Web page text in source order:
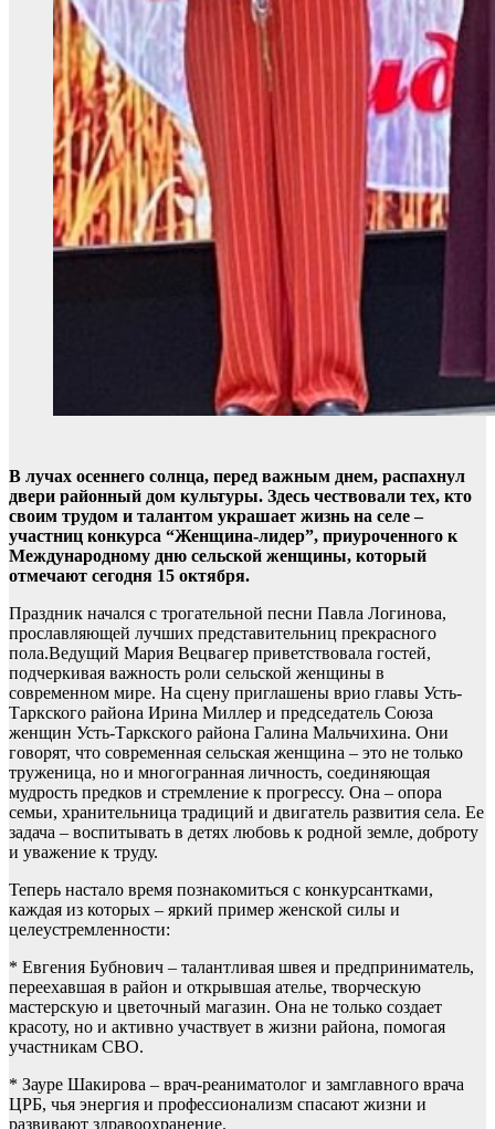
В лучах осеннего солнца, перед важным днем, распахнул
двери районный дом культуры. Здесь чествовали тех, кто
своим трудом и талантом украшает жизнь на селе –
участниц конкурса “Женщина-лидер”, приуроченного к
Международному дню сельской женщины, который
отмечают сегодня 15 октября.
Праздник начался с трогательной песни Павла Логинова,
прославляющей лучших представительниц прекрасного
пола.Ведущий Мария Вецвагер приветствовала гостей,
подчеркивая важность роли сельской женщины в
современном мире. На сцену приглашены врио главы Усть-
Таркского района Ирина Миллер и председатель Союза
женщин Усть-Таркского района Галина Мальчихина. Они
говорят, что современная сельская женщина – это не только
труженица, но и многогранная личность, соединяющая
мудрость предков и стремление к прогрессу. Она – опора
семьи, хранительница традиций и двигатель развития села. Ее
задача – воспитывать в детях любовь к родной земле, доброту
и уважение к труду.
Теперь настало время познакомиться с конкурсантками,
каждая из которых – яркий пример женской силы и
целеустремленности:
* Евгения Бубнович – талантливая швея и предприниматель,
переехавшая в район и открывшая ателье, творческую
мастерскую и цветочный магазин. Она не только создает
красоту, но и активно участвует в жизни района, помогая
участникам СВО.
* Зауре Шакирова – врач-реаниматолог и замглавного врача
ЦРБ, чья энергия и профессионализм спасают жизни и
развивают здравоохранение.